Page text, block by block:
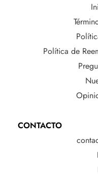
Política de
CONTACTO